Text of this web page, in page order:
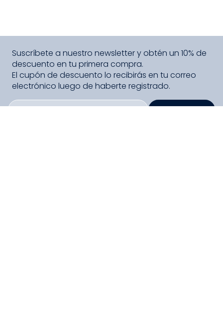
Suscríbete a nuestro newsletter y obtén un 10% de
descuento en tu primera compra.
El cupón de descuento lo recibirás en tu correo
electrónico luego de haberte registrado.
SUSCRIBIRME